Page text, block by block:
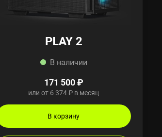
PLAY 2
В наличии
171 500 ₽
или от 6 374 ₽ в месяц
В корзину